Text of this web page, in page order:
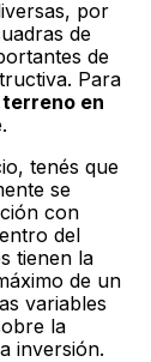
por
de
de
Para
en
tenés que
se
con
del
tienen la
de un
variables
la
inversión.